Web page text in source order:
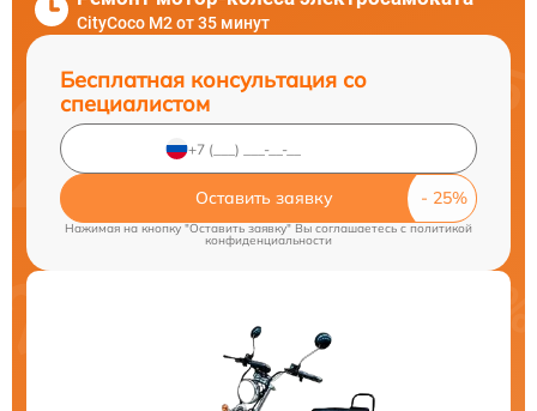
CityCoco M2 от 35 минут
Бесплатная консультация со
специалистом
Оставить заявку
Нажимая на кнопку "Оставить заявку" Вы соглашаетесь cполитикой
конфиденциальности